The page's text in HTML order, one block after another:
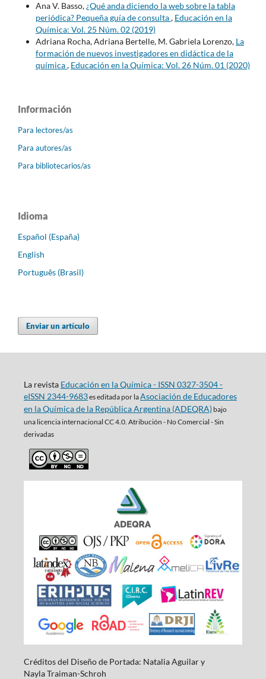
Ana V. Basso,¿Qué anda diciendo la web sobre la tabla
periódica? Pequeña guía de consulta, Educación en la
Química: Vol. 25 Núm. 02 (2019)
Adriana Rocha, Adriana Bertelle, M. Gabriela Lorenzo, La
formación de nuevos investigadores en didáctica de la
química, Educación en la Química: Vol. 26 Núm. 01 (2020)
Información
Para lectores/as
Para autores/as
Para bibliotecarios/as
Idioma
Español (España)
English
Português (Brasil)
Enviar un artículo
La revista Educación en la Química - ISSN 0327-3504 -
eISSN 2344-9683es editada por laAsociación de Educadores
en la Química de la República Argentina (ADEQRA)bajo
una licencia internacional CC 4.0. Atribución - No Comercial - Sin
derivadas
Créditos del Diseño de Portada: Natalia Aguilar y
NaylaTraiman-Schroh